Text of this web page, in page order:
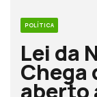
POLÍTICA
Lei da
Chega
aberto